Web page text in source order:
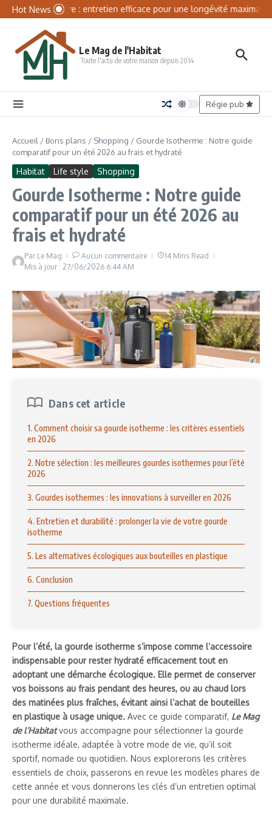
Aller au contenu
Hot News
Batterie solaire : entretien efficace pour une longévité maximale
Le Mag de l'Habitat
Toute l'actu de votre maison depuis 2014
Régie pub
Accueil / Bons plans / Shopping / Gourde Isotherme : Notre guide
comparatif pour un été 2026 au frais et hydraté
Habitat Life style Shopping
Gourde Isotherme : Notre guide
comparatif pour un été 2026 au
frais et hydraté
Par Le Mag Aucun commentaire
14 Mins Read
Mis à jour : 27/06/2026 6:44 AM
Dans cet article
1. Comment choisir sa gourde isotherme : les critères essentiels
en 2026
2. Notre sélection : les meilleures gourdes isothermes pour l’été
2026
3. Gourdes isothermes : les innovations à surveiller en 2026
4. Entretien et durabilité : prolonger la vie de votre gourde
isotherme
5. Les alternatives écologiques aux bouteilles en plastique
6. Conclusion
7. Questions fréquentes
Pour l’été, la gourde isotherme s’impose comme l’accessoire
indispensable pour rester hydraté efficacement tout en
adoptant une démarche écologique. Elle permet de conserver
vos boissons au frais pendant des heures, ou au chaud lors
des matinées plus fraîches, évitant ainsi l’achat de bouteilles
en plastique à usage unique. Avec ce guide comparatif, Le Mag
de l’Habitat vous accompagne pour sélectionner la gourde
isotherme idéale, adaptée à votre mode de vie, qu’il soit
sportif, nomade ou quotidien. Nous explorerons les critères
essentiels de choix, passerons en revue les modèles phares de
cette année et vous donnerons les clés d’un entretien optimal
pour une durabilité maximale.
Panneau de gestion des cookies